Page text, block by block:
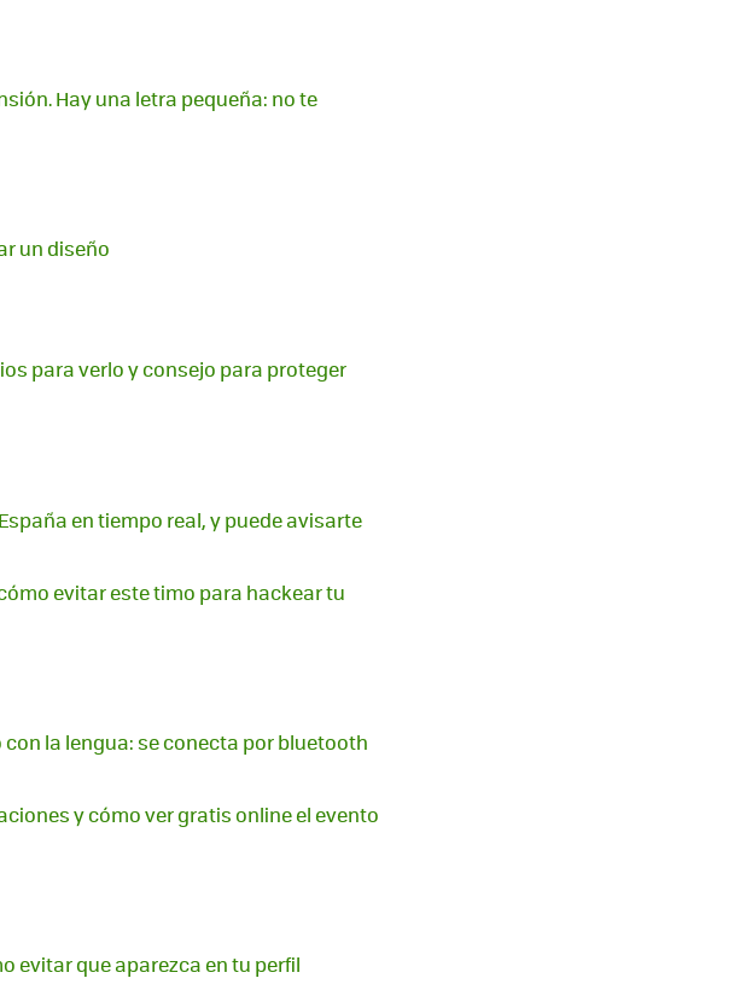
Hay una letra pequeña: no te
un diseño
para verlo y consejo para proteger
en tiempo real, y puede avisarte
evitar este timo para hackear tu
la lengua: se conecta por bluetooth
y cómo ver gratis online el evento
evitar que aparezca en tu perfil